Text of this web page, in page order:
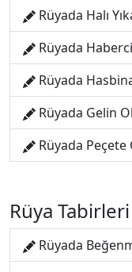
Rüyada Halı
Rüyada
Rüyada
Rüyada Gelin
Rüyada
Rüya Tabirleri
Rüyada